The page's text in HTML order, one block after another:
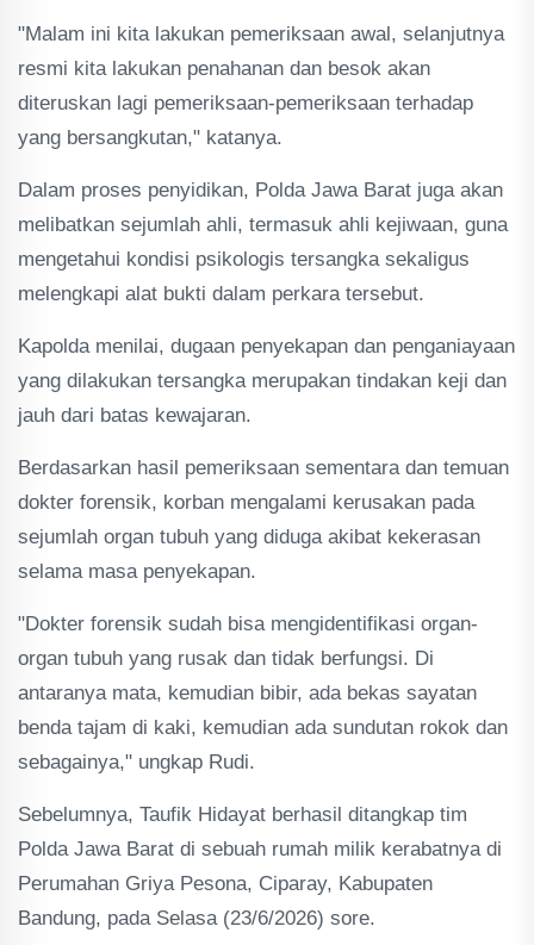
"Malam ini kita lakukan pemeriksaan awal, selanjutnya
resmi kita lakukan penahanan dan besok akan
diteruskan lagi pemeriksaan-pemeriksaan terhadap
yang bersangkutan," katanya.
Dalam proses penyidikan, Polda Jawa Barat juga akan
melibatkan sejumlah ahli, termasuk ahli kejiwaan, guna
mengetahui kondisi psikologis tersangka sekaligus
melengkapi alat bukti dalam perkara tersebut.
Kapolda menilai, dugaan penyekapan dan penganiayaan
yang dilakukan tersangka merupakan tindakan keji dan
jauh dari batas kewajaran.
Berdasarkan hasil pemeriksaan sementara dan temuan
dokter forensik, korban mengalami kerusakan pada
sejumlah organ tubuh yang diduga akibat kekerasan
selama masa penyekapan.
"Dokter forensik sudah bisa mengidentifikasi organ-
organ tubuh yang rusak dan tidak berfungsi. Di
antaranya mata, kemudian bibir, ada bekas sayatan
benda tajam di kaki, kemudian ada sundutan rokok dan
sebagainya," ungkap Rudi.
Sebelumnya, Taufik Hidayat berhasil ditangkap tim
Polda Jawa Barat di sebuah rumah milik kerabatnya di
Perumahan Griya Pesona, Ciparay, Kabupaten
Bandung, pada Selasa (23/6/2026) sore.